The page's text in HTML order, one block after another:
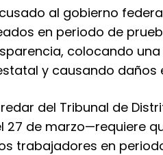
al gobierno
en periodo de
colocando
y causando daños
del Tribunal de
de marzo—requiere
trabajadores en